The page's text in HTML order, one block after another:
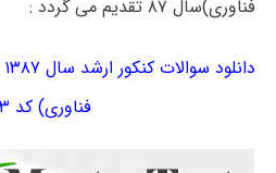
فناوری)سال ۸۷ تقدیم می گردد :
فناوری) کد ۱۲۷۳